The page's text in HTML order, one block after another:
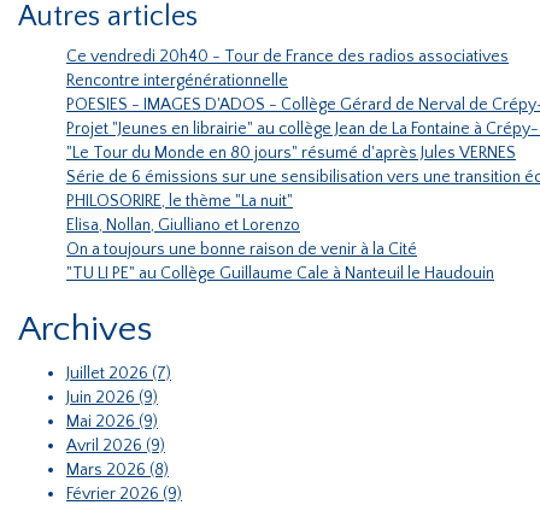
Autres articles
Ce vendredi 20h40 - Tour de France des radios associatives
Rencontre intergénérationnelle
POESIES - IMAGES D'ADOS - Collège Gérard de Nerval de
Projet "Jeunes en librairie" au collège Jean de La Fontaine à
"Le Tour du Monde en 80 jours" résumé d'après Jules VERNES
Série de 6 émissions sur une sensibilisation vers une transition
PHILOSORIRE, le thème "La nuit"
Elisa, Nollan, Giulliano et Lorenzo
On a toujours une bonne raison de venir à la Cité
"TU LI PE" au Collège Guillaume Cale à Nanteuil le Haudouin
Archives
Juillet 2026 (7)
Juin 2026 (9)
Mai 2026 (9)
Avril 2026 (9)
Mars 2026 (8)
Février 2026 (9)